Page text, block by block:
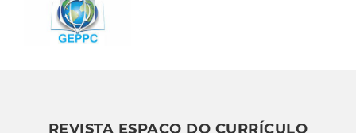
REVISTA ESPAÇO DO CURRÍCULO